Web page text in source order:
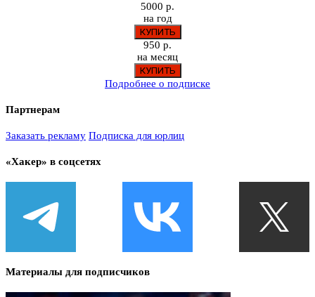
5000 р.
на год
950 р.
на месяц
Подробнее о подписке
Партнерам
Заказать рекламу Подписка для юрлиц
«Хакер» в соцсетях
Материалы для подписчиков